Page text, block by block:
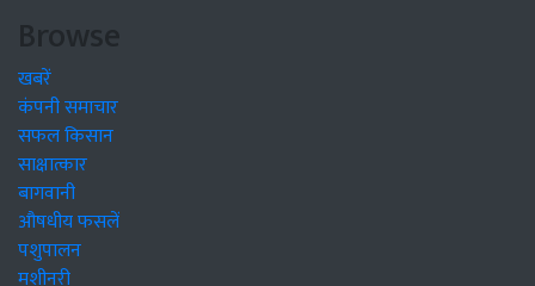
Browse
खबरें
कंपनी समाचार
सफल किसान
साक्षात्कार
बागवानी
औषधीय फसलें
पशुपालन
मशीनरी